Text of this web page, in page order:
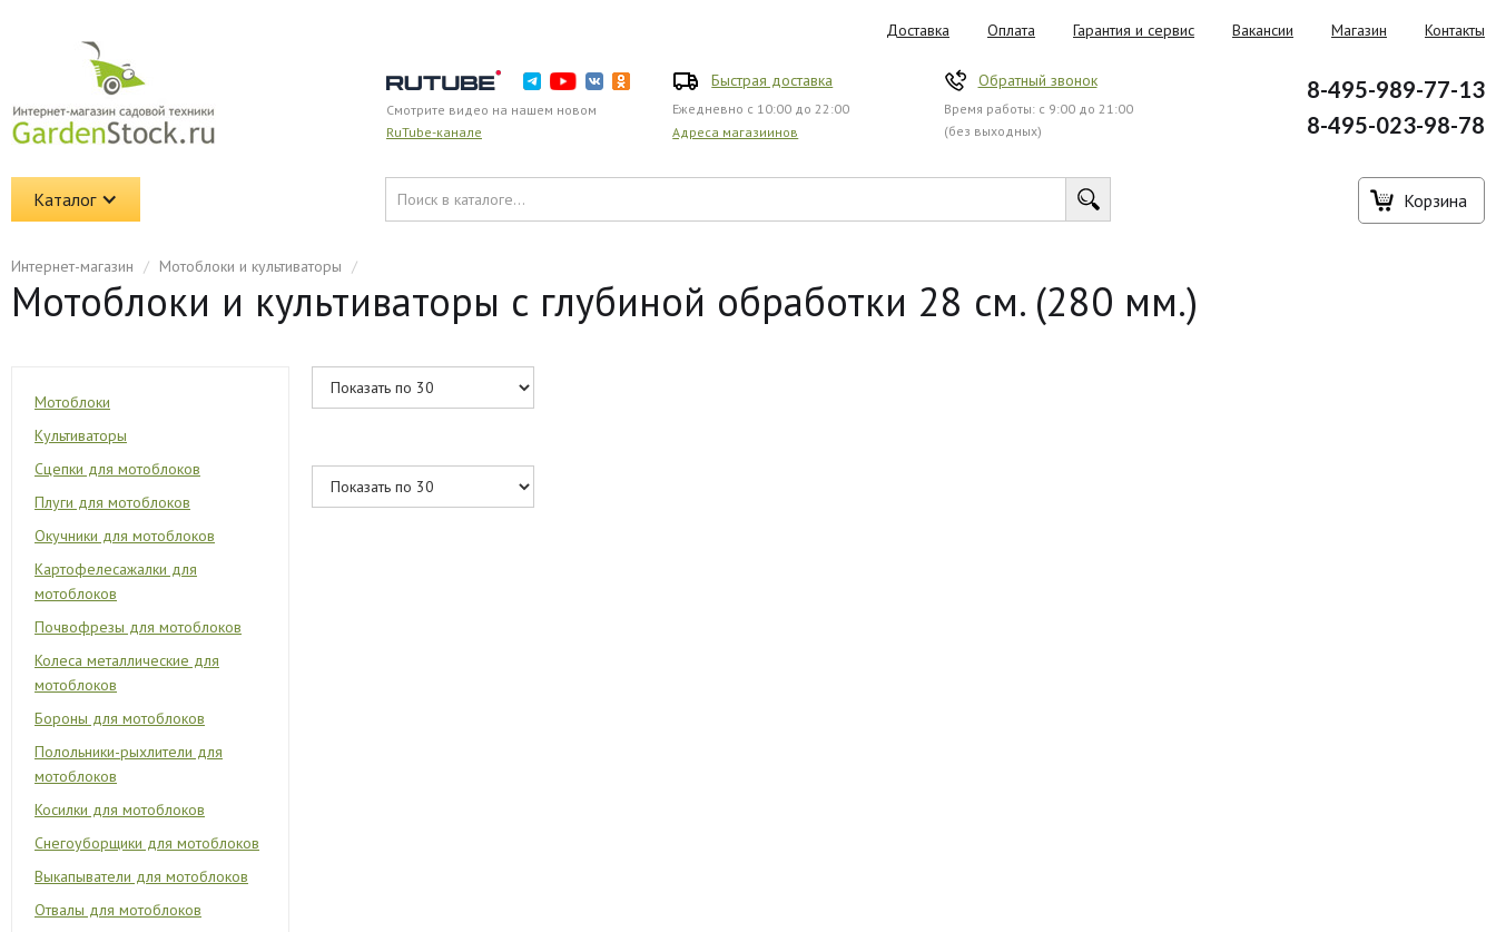
Доставка Оплата Гарантия и сервис Вакансии Магазин Контакты
Смотрите видео на нашем новом
RuTube-канале
Быстрая доставка
Ежедневно с 10:00 до 22:00
Адреса магазиинов
Обратный звонок
Время работы: с 9:00 до 21:00
(без выходных)
8-495-989-77-13
8-495-023-98-78
Каталог Корзина
Интернет-магазин / Мотоблоки и культиваторы /
Мотоблоки и культиваторы с глубиной обработки 28 см. (280 мм.)
Мотоблоки
Культиваторы
Сцепки для мотоблоков
Плуги для мотоблоков
Окучники для мотоблоков
Картофелесажалки для
мотоблоков
Почвофрезы для мотоблоков
Колеса металлические для
мотоблоков
Бороны для мотоблоков
Полольники-рыхлители для
мотоблоков
Косилки для мотоблоков
Снегоуборщики для мотоблоков
Выкапыватели для мотоблоков
Отвалы для мотоблоков